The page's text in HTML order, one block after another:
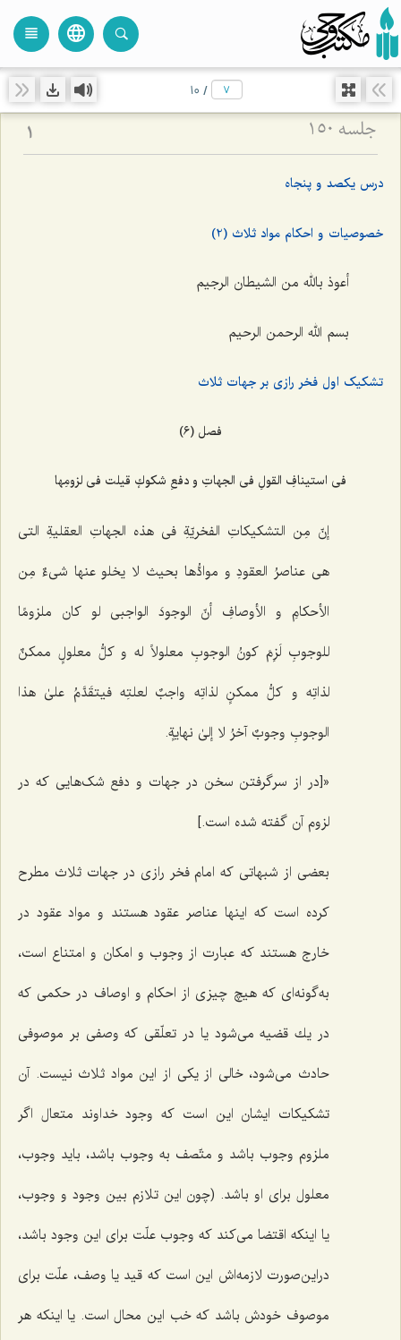
language
view_headline
/
10
جلسه ۱۵۰ 1
درس یکصد و پنجاه
خصوصیات و احکام مواد ثلاث (2)
أعوذ بالله من الشیطان الرجیم
بسم الله الرحمن الرحیم
تشکیک اول فخر رازی بر جهات ثلاث
فصل (6)
فی استینافِ القولِ فی الجهاتِ و دفعِ شكوكٍ قیلت فی لزومِها
إنّ مِن التشكیكاتِ الفخریّةِ فی هذه الجهاتِ العقلیةِ التی
هی عناصرُ العقودِ و موادُّها بحیث لا یخلو عنها شی‌ءٌ مِن
الأحكامِ و الأوصافِ أنّ الوجودَ الواجبی لو كان ملزومًا
للوجوبِ لَزِمَ كونُ الوجوبِ معلولاً له و كلُّ معلولٍ ممكنٌ
لذاتِه و كلُّ ممكنٍ لذاتِه واجبٌ لعلتِه فیتقَدَّمُ علىٰ هذا
الوجوبِ وجوبٌ آخرُ لا إلىٰ نهایةٍ.
«[در از سرگرفتن سخن در جهات و دفع شک‌هایی که در
لزوم آن گفته شده است.]
بعضى از شبهاتى كه امام فخر رازى در جهات ثلاث مطرح
كرده است كه اینها عناصر عقود هستند و مواد عقود در
خارج هستند كه عبارت از وجوب و امكان و امتناع است،
به‌گونه‌ای که هیچ چیزى از احكام و اوصاف در حكمى كه
در یك قضیه‌ مى‌شود یا در تعلّقى كه وصفى بر موصوفى
حادث مى‌شود، خالى از یكى از این مواد ثلاث نیست. آن
تشكیكات ایشان این است كه وجود خداوند متعال اگر
ملزوم وجوب باشد و متّصف به وجوب باشد، باید وجوب،
معلول براى او باشد. (چون این تلازم بین وجود و وجوب،
یا اینكه اقتضا مى‌كند که وجوب علّت براى این وجود باشد،
دراین‌صورت لازمه‌اش این است كه قید یا وصف، علّت براى
موصوف خودش باشد كه خب این محال است. یا اینكه هر